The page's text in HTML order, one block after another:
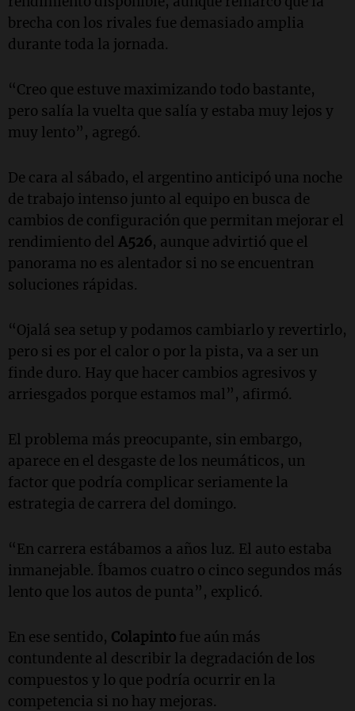
brecha con los rivales fue demasiado amplia
durante toda la jornada.
“Creo que estuve maximizando todo bastante,
pero salía la vuelta que salía y estaba muy lejos y
muy lento”, agregó.
De cara al sábado, el argentino anticipó una noche
de trabajo intenso junto al equipo en busca de
cambios de configuración que permitan mejorar el
rendimiento del A526, aunque advirtió que el
panorama no es alentador si no se encuentran
soluciones rápidas.
“Ojalá sea setup y podamos cambiarlo y revertirlo,
pero si es por el calor o por la pista, va a ser un
finde duro. Hay que hacer cambios agresivos y
arriesgados porque estamos mal”, afirmó.
El problema más preocupante, sin embargo,
aparece en el desgaste de los neumáticos, un
factor que podría complicar seriamente la
estrategia de carrera del domingo.
“En carrera estábamos a años luz. El auto estaba
inmanejable. Íbamos cuatro o cinco segundos más
lento que los autos de punta”, explicó.
En ese sentido, Colapinto fue aún más
contundente al describir la degradación de los
compuestos y lo que podría ocurrir en la
competencia si no hay mejoras.